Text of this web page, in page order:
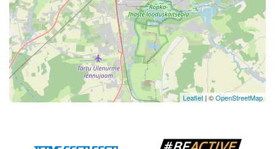
Leaflet | ©OpenStreetMap